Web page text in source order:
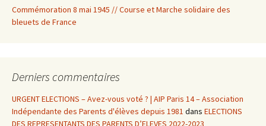
Commémoration 8 mai 1945 // Course et Marche solidaire des
bleuets de France
Derniers commentaires
URGENT ELECTIONS – Avez-vous voté ? | AIP Paris 14 – Association
Indépendante des Parents d'élèves depuis 1981 dans ELECTIONS